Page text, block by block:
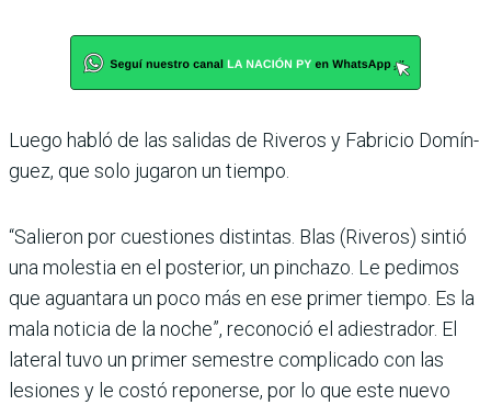
Luego habló de las salidas de Riveros y Fabricio Domín­
guez, que solo jugaron un tiempo.
“Salieron por cuestiones dis­tintas. Blas (Riveros) sintió
una molestia en el posterior, un pinchazo. Le pedimos
que aguantara un poco más en ese primer tiempo. Es la
mala noticia de la noche”, reconoció el adiestrador. El
lateral tuvo un primer semes­tre complicado con las
lesio­nes y le costó reponerse, por lo que este nuevo